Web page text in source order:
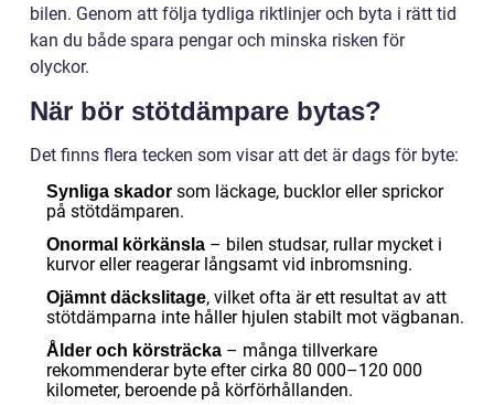
bilen. Genom att följa tydliga riktlinjer och byta i rätt tid
kan du både spara pengar och minska risken för
olyckor.
När bör stötdämpare bytas?
Det finns flera tecken som visar att det är dags för byte:
Synliga skador som läckage, bucklor eller sprickor
på stötdämparen.
Onormal körkänsla – bilen studsar, rullar mycket i
kurvor eller reagerar långsamt vid inbromsning.
Ojämnt däckslitage, vilket ofta är ett resultat av att
stötdämparna inte håller hjulen stabilt mot vägbanan.
Ålder och körsträcka – många tillverkare
rekommenderar byte efter cirka 80 000–120 000
kilometer, beroende på körförhållanden.